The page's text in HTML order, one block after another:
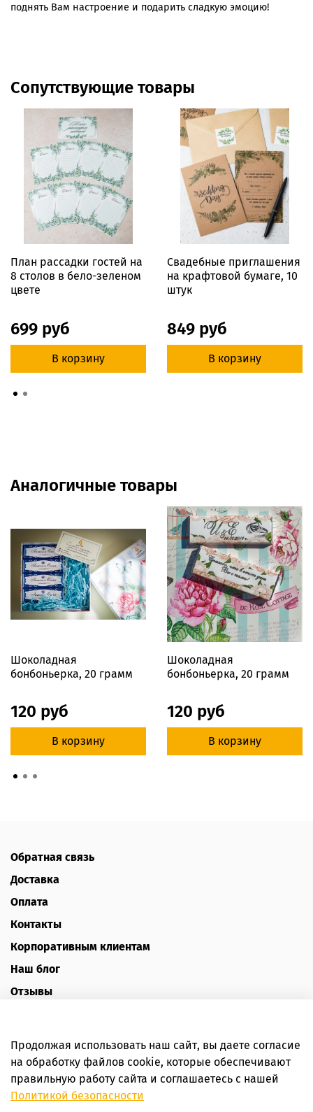
поднять Вам настроение и подарить сладкую эмоцию!
Сопутствующие товары
План рассадки гостей на
8 столов в бело-зеленом
цвете
699 руб
В корзину
Свадебные приглашения
на крафтовой бумаге, 10
штук
849 руб
В корзину
Аналогичные товары
Шоколадная
бонбоньерка, 20 грамм
120 руб
В корзину
Шоколадная
бонбоньерка, 20 грамм
120 руб
В корзину
Обратная связь
Доставка
Оплата
Контакты
Корпоративным клиентам
Наш блог
Отзывы
Пользовательское соглашение
Интернет-магазин HoneyForYou
Продолжая использовать наш сайт, вы даете согласие
на обработку файлов cookie, которые обеспечивают
правильную работу сайта и соглашаетесь с нашей
Политикой безопасности